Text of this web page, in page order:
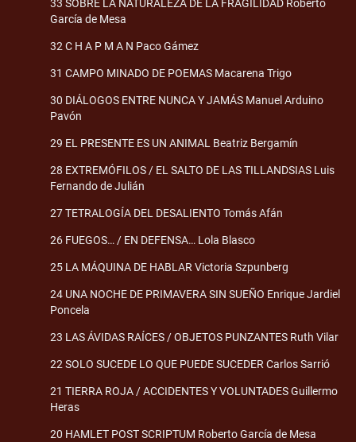
33 SOBRE LA NATURALEZA DE LA FRAGILIDAD Roberto
García de Mesa
32 C H A P M A N Paco Gámez
31 CAMPO MINADO DE POEMAS Macarena Trigo
30 DIÁLOGOS ENTRE NUNCA Y JAMÁS Manuel Arduino
Pavón
29 EL PRESENTE ES UN ANIMAL Beatriz Bergamín
28 EXTREMÓFILOS / EL SALTO DE LAS TILLANDSIAS Luis
Fernando de Julián
27 TETRALOGÍA DEL DESALIENTO Tomás Afán
26 FUEGOS… / EN DEFENSA… Lola Blasco
25 LA MÁQUINA DE HABLAR Victoria Szpunberg
24 UNA NOCHE DE PRIMAVERA SIN SUEÑO Enrique Jardiel
Poncela
23 LAS ÁVIDAS RAÍCES / OBJETOS PUNZANTES Ruth Vilar
22 SOLO SUCEDE LO QUE PUEDE SUCEDER Carlos Sarrió
21 TIERRA ROJA / ACCIDENTES Y VOLUNTADES Guillermo
Heras
20 HAMLET POST SCRIPTUM Roberto García de Mesa